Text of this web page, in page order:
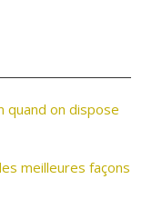
quand on dispose
meilleures façons